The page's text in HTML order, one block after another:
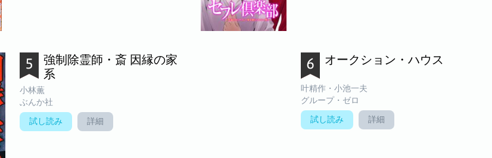
強制除霊師・斎 因縁の家
系
小林薫
ぶんか社
試し読み 詳細
オークション・ハウス
叶精作・小池一夫
グループ・ゼロ
試し読み 詳細